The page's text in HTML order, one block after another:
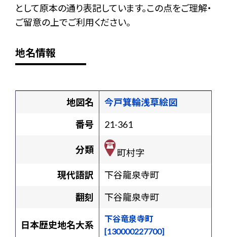
として原本の通り表記しています。この点をご理解・
ご留意の上でご利用ください。
地名情報
地図名
今戸箕輪浅草絵図
番号
21-361
分類
町村字
現代語訳
下谷龍泉寺町
翻刻
下谷龍泉寺町
日本歴史地名大系
下谷竜泉寺町
[130000227700]